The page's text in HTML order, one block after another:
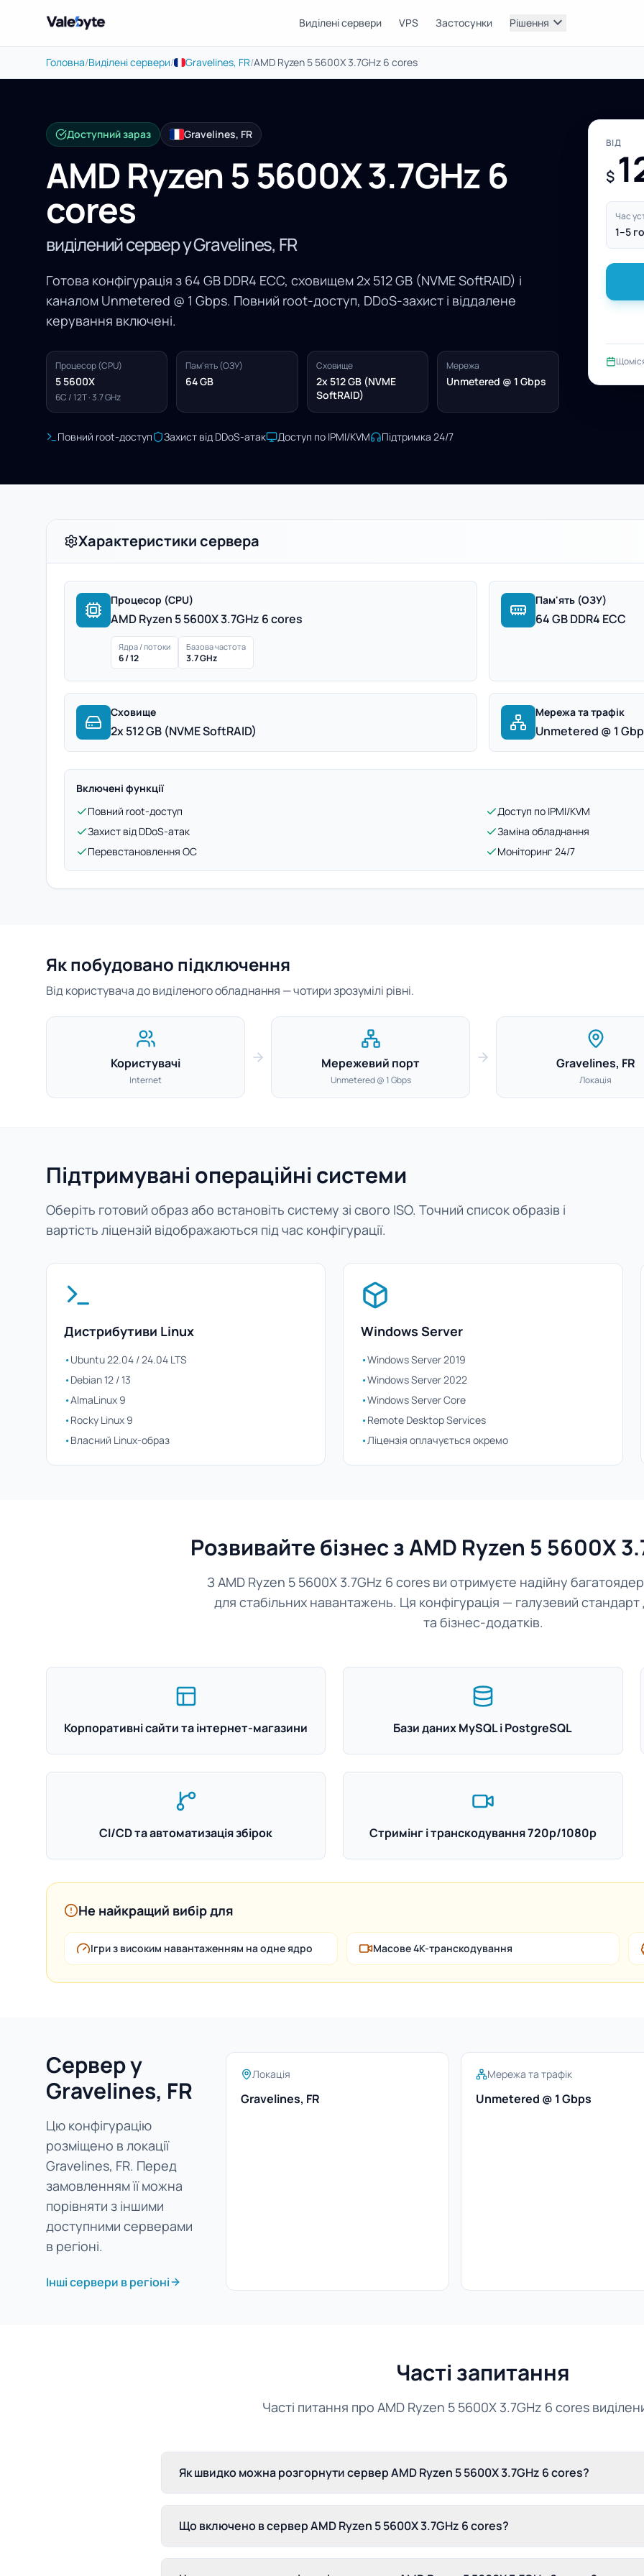
Valebyte Виділені сервери VPS Застосунки Рішення expand_more
Головна/Виділені сервери/ Gravelines, FR/AMD Ryzen 5 5600X 3.7GHz 6 cores
Доступний зараз Gravelines, FR
AMD Ryzen 5 5600X 3.7GHz 6
cores
виділений сервер у Gravelines, FR
Готова конфігурація з 64 GB DDR4 ECC, сховищем 2x 512 GB (NVME SoftRAID) і
каналом Unmetered @ 1 Gbps. Повний root-доступ, DDoS-захист і віддалене
керування включені.
Процесор (CPU)
5 5600X
6C / 12T · 3.7 GHz
Пам'ять (ОЗУ)
64 GB
Сховище
2x 512 GB (NVME
SoftRAID)
Мережа
Unmetered @ 1 Gbps
Повний root-доступ Захист від DDoS-атак Доступ по IPMI/KVM Підтримка 24/7
ВІД
$
Час
1–5
Характеристики сервера
Процесор (CPU)
AMD Ryzen 5 5600X 3.7GHz 6 cores
Ядра / потоки
6 / 12
Базова частота
3.7 GHz
Пам'ять (ОЗУ)
64 GB DDR4 ECC
Сховище
2x 512 GB (NVME SoftRAID)
Мережа та трафік
Unmetered @ 1
Включені функції
Повний root-доступ
Доступ по IPMI/KVM
Захист від DDoS-атак
Заміна обладнання
Перевстановлення ОС
Моніторинг 24/7
Як побудовано підключення
Від користувача до виділеного обладнання — чотири зрозумілі рівні.
Користувачі
Internet
Мережевий порт
Unmetered @ 1 Gbps
Gravelines, FR
Локація
Підтримувані операційні системи
Оберіть готовий образ або встановіть систему зі свого ISO. Точний список образів і
вартість ліцензій відображаються під час конфігурації.
Дистрибутиви Linux
•Ubuntu 22.04 / 24.04 LTS
•Debian 12 / 13
•AlmaLinux 9
•Rocky Linux 9
•Власний Linux-образ
Windows Server
•Windows Server 2019
•Windows Server 2022
•Windows Server Core
•Remote Desktop Services
•Ліцензія оплачується окремо
Розвивайте бізнес з AMD Ryzen 5 5600X
З AMD Ryzen 5 5600X 3.7GHz 6 cores ви отримуєте надійну
для стабільних навантажень. Ця конфігурація — галузевий
та бізнес-додатків.
Корпоративні сайти та інтернет-магазини Бази даних MySQL і PostgreSQL
CI/CD та автоматизація збірок Стримінг і транскодування 720p/1080p
Не найкращий вибір для
Ігри з високим навантаженням на одне ядро Масове 4K-транскодування
Сервер у
Gravelines, FR
Цю конфігурацію
розміщено в локації
Gravelines, FR. Перед
замовленням її можна
порівняти з іншими
доступними серверами
в регіоні.
Інші сервери в регіоні
Локація
Gravelines, FR
Мережа та трафік
Unmetered @ 1 Gbps
Часті запитання
Часті питання про AMD Ryzen 5 5600X 3.7GHz 6 cores
Як швидко можна розгорнути сервер AMD Ryzen 5 5600X 3.7GHz 6 cores?
Що включено в сервер AMD Ryzen 5 5600X 3.7GHz 6 cores?